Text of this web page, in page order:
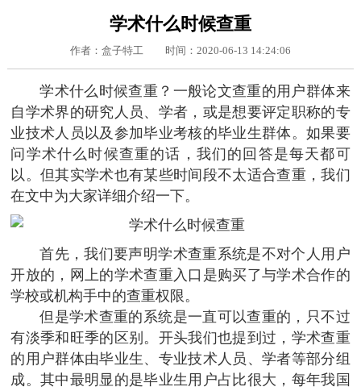
学术什么时候查重
作者：盒子特工 时间：2020-06-13 14:24:06
学术什么时候查重？一般论文查重的用户群体来
自学术界的研究人员、学者，或是想要评定职称的专
业技术人员以及参加毕业考核的毕业生群体。如果要
问学术什么时候查重的话，我们的回答是每天都可
以。但其实学术也有某些时间段不太适合查重，我们
在文中为大家详细介绍一下。
首先，我们要声明学术查重系统是不对个人用户
开放的，网上的学术查重入口是购买了与学术合作的
学校或机构手中的查重权限。
但是学术查重的系统是一直可以查重的，只不过
有淡季和旺季的区别。开头我们也提到过，学术查重
的用户群体由毕业生、专业技术人员、学者等部分组
成。其中最明显的是毕业生用户占比很大，每年我国